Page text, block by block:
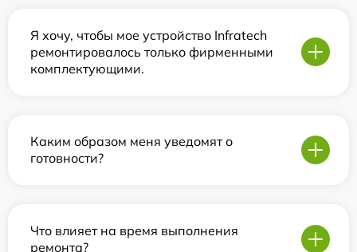
Я хочу, чтобы мое устройство Infratech
ремонтировалось только фирменными
комплектующими.
Каким образом меня уведомят о
готовности?
Что влияет на время выполнения
ремонта?